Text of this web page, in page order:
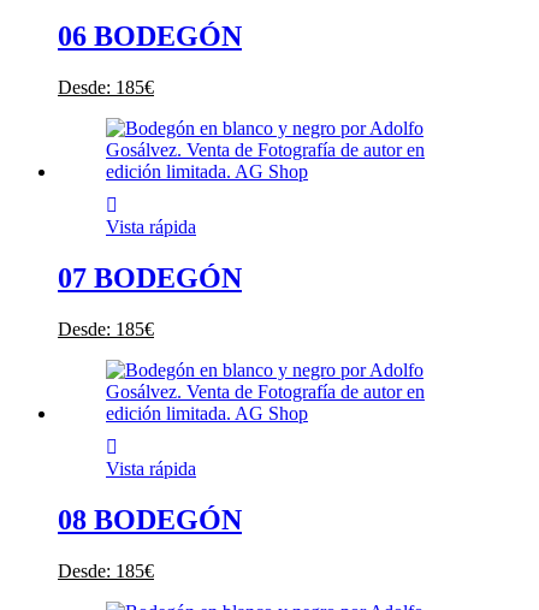
06 BODEGÓN
Desde: 185€
Vista rápida
07 BODEGÓN
Desde: 185€
Vista rápida
08 BODEGÓN
Desde: 185€